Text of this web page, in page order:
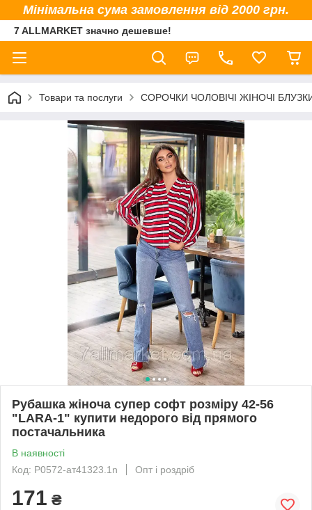
Мінімальна сума замовлення від 2000 грн.
7 ALLMARKET значно дешевше!
Товари та послуги СОРОЧКИ ЧОЛОВІЧІ ЖІНОЧІ
Рубашка жіноча супер софт розміру 42-56
"LARA-1" купити недорого від прямого
постачальника
В наявності
Код: P0572-ат41323.1n
Опт і роздріб
171 ₴